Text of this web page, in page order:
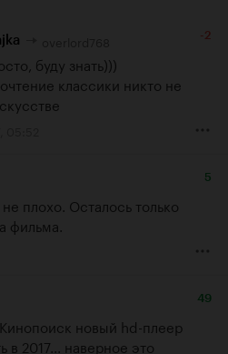
-2
буду знать)))
классики никто не
5
плохо. Осталось только
фильма.
49
новый hd-плеер
в 2017... наверное это